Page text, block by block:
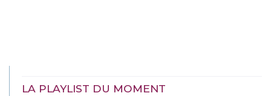
LA PLAYLIST DU MOMENT